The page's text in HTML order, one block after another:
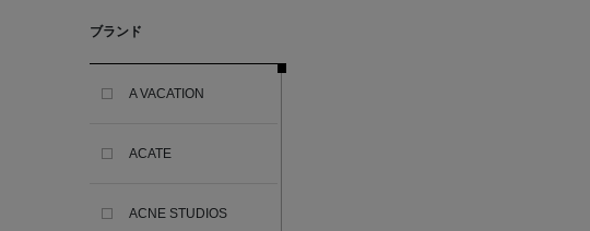
ブランド
A VACATION
ACATE
ACNE STUDIOS